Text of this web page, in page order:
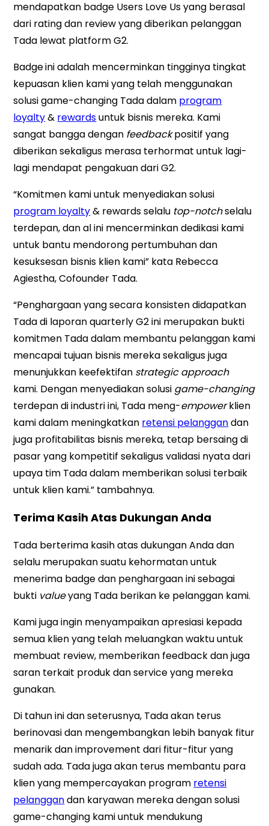
mendapatkan badge Users Love Us yang berasal
dari rating dan review yang diberikan pelanggan
Tada lewat platform G2.
Badgeini adalah mencerminkan tingginya tingkat
kepuasan klien kami yang telah menggunakan
solusi game-changing Tada dalam program
loyalty& rewardsuntuk bisnis mereka. Kami
sangat bangga dengan feedbackpositif yang
diberikan sekaligus merasa terhormat untuk lagi-
lagi mendapat pengakuan dari G2.
“Komitmen kami untuk menyediakan solusi
program loyalty& rewards selalu top-notchselalu
terdepan, dan al ini mencerminkan dedikasi kami
untuk bantu mendorong pertumbuhan dan
kesuksesan bisnis klien kami” kata Rebecca
Agiestha, Cofounder Tada.
“Penghargaan yang secara konsisten didapatkan
Tada di laporan quarterly G2 ini merupakan bukti
komitmen Tada dalam membantu pelanggan kami
mencapai tujuan bisnis mereka sekaligus juga
menunjukkan keefektifan strategicapproach
kami. Dengan menyediakan solusi game-changing
terdepan di industri ini, Tada meng-empowerklien
kami dalam meningkatkan retensi pelanggandan
juga profitabilitas bisnis mereka, tetap bersaing di
pasar yang kompetitif sekaligus validasi nyata dari
upaya tim Tada dalam memberikan solusi terbaik
untuk klien kami.” tambahnya.
Terima Kasih Atas Dukungan Anda
Tada berterima kasih atas dukungan Anda dan
selalu merupakan suatu kehormatan untuk
menerima badge dan penghargaan ini sebagai
bukti valueyang Tada berikan ke pelanggan kami.
Kami juga ingin menyampaikan apresiasi kepada
semua klien yang telah meluangkan waktu untuk
membuat review, memberikan feedback dan juga
saran terkait produk dan service yang mereka
gunakan.
Di tahun ini dan seterusnya, Tada akan terus
berinovasi dan mengembangkan lebih banyak fitur
menarik dan improvement dari fitur-fitur yang
sudah ada. Tada juga akan terus membantu para
klien yang mempercayakan program retensi
pelanggandan karyawan mereka dengan solusi
game-changing kami untuk mendukung